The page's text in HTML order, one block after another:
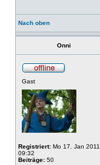
Nach oben
Onni
Gast
Registriert: Mo 17. Jan 2011,
09:32
Beiträge: 50